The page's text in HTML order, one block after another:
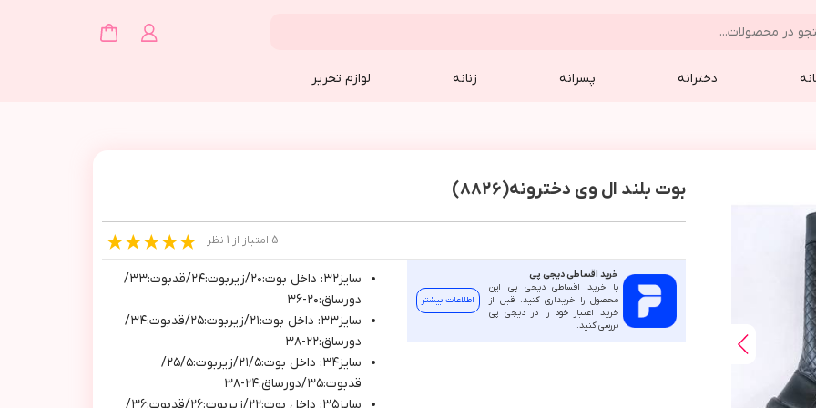
دخترانه پسرانه زنانه لوازم تحریر
بوت بلند ال وی دخترونه(8826)
5 امتیاز از 1 نظر
خرید اقساطی دیجی پی
با خرید اقساطی دیجی پی این
محصول را خریداری کنید. قبل از
خرید اعتبار خود را در دیجی پی
بررسی کنید.
اطلاعات بیشتر
سايز٣٢: داخل بوت:٢٠/زيربوت:٢٤/قدبوت:٣٣/
دورساق:٢٠-٣٦
سايز٣٣: داخل بوت:٢١/زيربوت:٢٥/قدبوت:٣٤/
دورساق:٢٢-٣٨
سايز٣٤: داخل بوت:٢١/٥/زيربوت:٢٥/٥/
قدبوت:٣٥/دورساق:٢٤-٣٨